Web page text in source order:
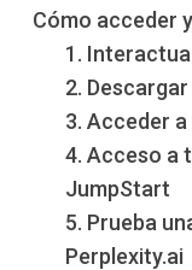
Cómo acceder
1.
2.
3. Acceder
4. Acceso a
JumpStart
5. Prueba
Perplexity.ai